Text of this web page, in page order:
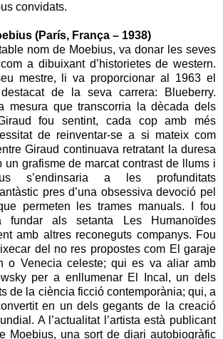
convidats.
(París, França – 1938)
nom de Moebius, va donar les seves
a dibuixant d’historietes de western.
mestre, li va proporcionar al 1963 el
de la seva carrera: Blueberry.
mesura que transcorria la dècada dels
fou sentint, cada cop amb més
de reinventar-se a si mateix com
Giraud continuava retratant la duresa
un grafisme de marcat contrast de llums i
s’endinsaria a les profunditats
pres d’una obsessiva devoció pel
permeten les trames manuals. I fou
fundar als setanta Les Humanoïdes
amb altres reconeguts companys. Fou
del no res propostes com El garaje
o Venecia celeste; qui es va aliar amb
per a enllumenar El Incal, un dels
de la ciència ficció contemporània; qui, a
en un dels gegants de la creació
A l’actualitat l’artista està publicant
Moebius, una sort de diari autobiogràfic